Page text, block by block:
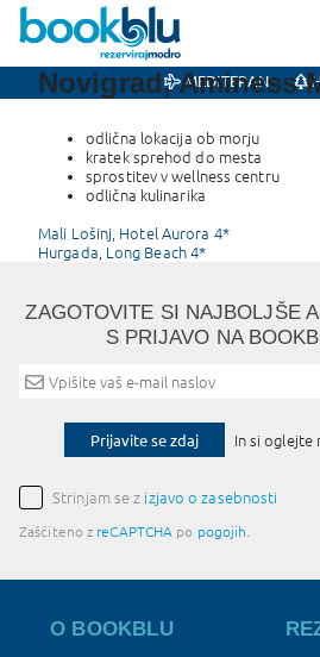
MEDITERAN
Novigrad, Aminess
odlična lokacija ob morju
kratek sprehod do mesta
sprostitev v wellness centru
odlična kulinarika
Post
navigation
Mali Lošinj, Hotel Aurora 4*
Hurgada, Long Beach 4*
ZAGOTOVITE SI NAJBOLJŠE
S PRIJAVO NA
Prijavite se zdaj In si oglejte
Strinjam se z izjavo o zasebnosti
Zaščiteno z reCAPTCHA po pogojih
O BOOKBLU